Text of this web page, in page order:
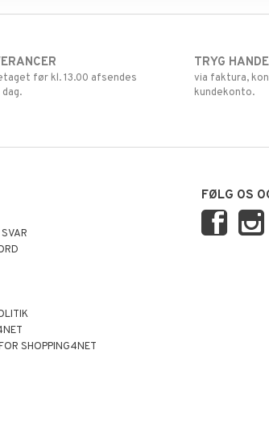
før kl. 13.00 afsendes
TRYG
via faktura,
kundekonto.
SHOPPING4NET
FØLG OS